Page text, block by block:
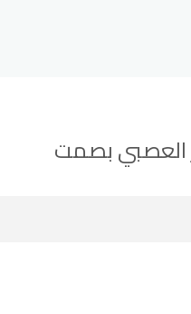
العصبي بصمت